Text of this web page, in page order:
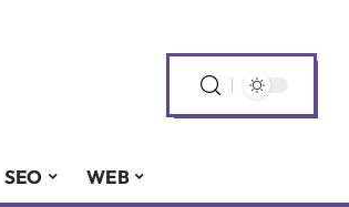
SEO WEB